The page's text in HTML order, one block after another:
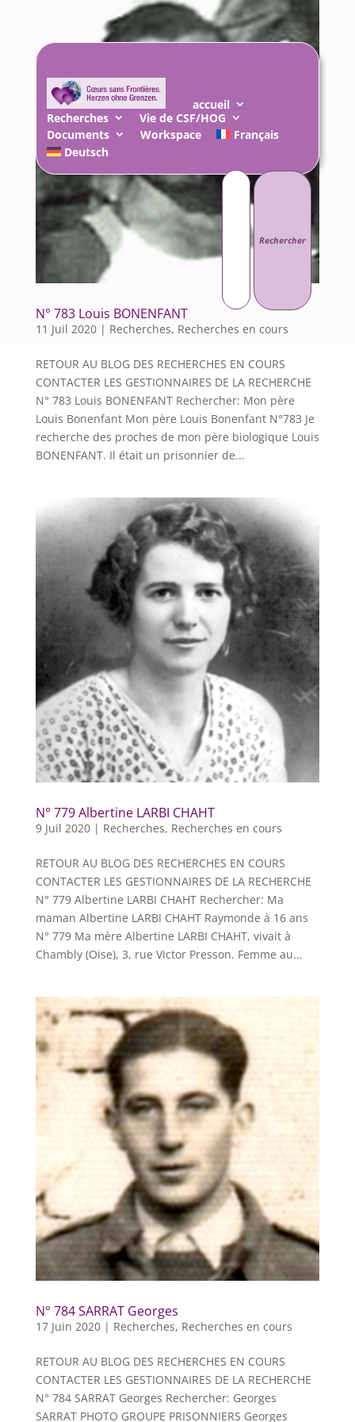
accueil
Recherches
Vie de CSF/HOG
Documents
Workspace
Français
Deutsch
Rechercher :
N° 783 Louis BONENFANT
11 Juil 2020| Recherches, Recherches en cours
RETOUR AU BLOG DES RECHERCHES EN COURS
CONTACTER LES GESTIONNAIRES DE LA RECHERCHE
N° 783 Louis BONENFANT Rechercher: Mon père
Louis Bonenfant Mon père Louis Bonenfant N°783 Je
recherche des proches de mon père biologique Louis
BONENFANT. Il était un prisonnier de...
N° 779 Albertine LARBI CHAHT
9 Juil 2020| Recherches, Recherches en cours
RETOUR AU BLOG DES RECHERCHES EN COURS
CONTACTER LES GESTIONNAIRES DE LA RECHERCHE
N° 779 Albertine LARBI CHAHT Rechercher: Ma
maman Albertine LARBI CHAHT Raymonde à 16 ans
N° 779 Ma mère Albertine LARBI CHAHT, vivait à
Chambly (Oise), 3, rue Victor Presson. Femme au...
N° 784 SARRAT Georges
17 Juin 2020| Recherches, Recherches en cours
RETOUR AU BLOG DES RECHERCHES EN COURS
CONTACTER LES GESTIONNAIRES DE LA RECHERCHE
N° 784 SARRAT Georges Rechercher: Georges
SARRAT PHOTO GROUPE PRISONNIERS Georges